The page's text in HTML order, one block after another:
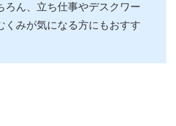
ろん、立ち仕事やデスクワー
くみが気になる方にもおすす